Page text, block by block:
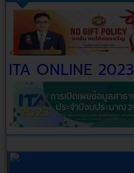
<
ITA ONLINE 2023
<